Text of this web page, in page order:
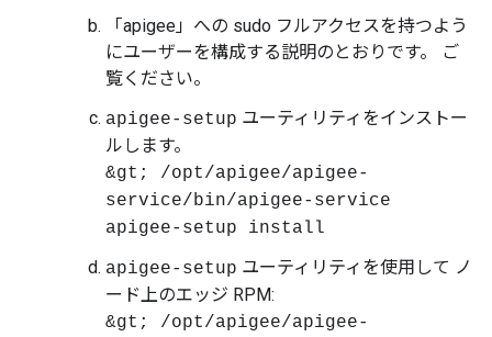
「apigee」への sudo フルアクセスを持つよう
にユーザーを構成する説明のとおりです。 ご
覧ください。
apigee-setup ユーティリティをインストー
ルします。
&gt; /opt/apigee/apigee-
service/bin/apigee-service
apigee-setup install
apigee-setup ユーティリティを使用して ノ
ード上のエッジ RPM:
&gt; /opt/apigee/apigee-